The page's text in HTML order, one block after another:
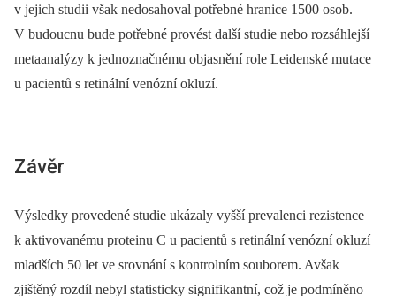
v jejich studii však nedosahoval potřebné hranice 1500 osob.
V budoucnu bude potřebné provést další studie nebo rozsáhlejší
metaanalýzy k jednoznačnému objasnění role Leidenské mutace
u pacientů s retinální venózní okluzí.
Závěr
Výsledky provedené studie ukázaly vyšší prevalenci rezistence
k aktivovanému proteinu C u pacientů s retinální venózní okluzí
mladších 50 let ve srovnání s kontrolním souborem. Avšak
zjištěný rozdíl nebyl statisticky signifikantní, což je podmíněno